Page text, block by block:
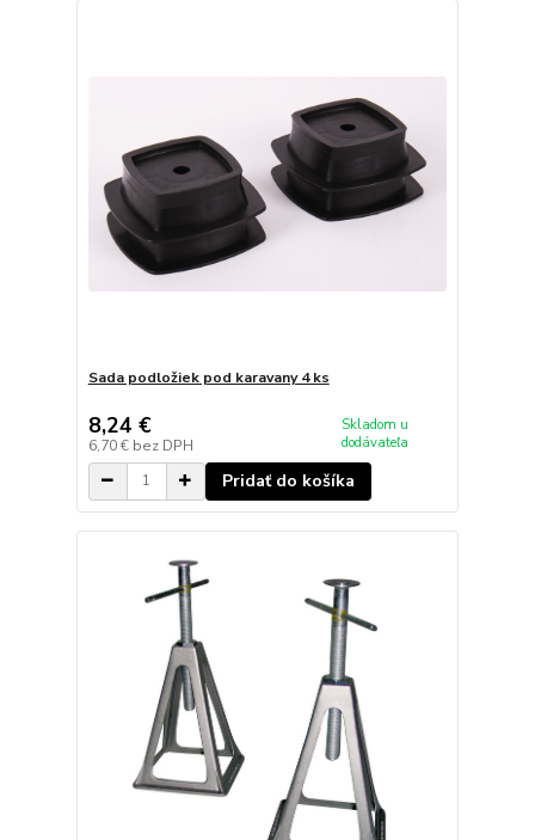
Sada podložiek pod karavany 4 ks
8,24 €
6,70 € bez DPH
Skladom u
dodávateľa
Pridať do košíka